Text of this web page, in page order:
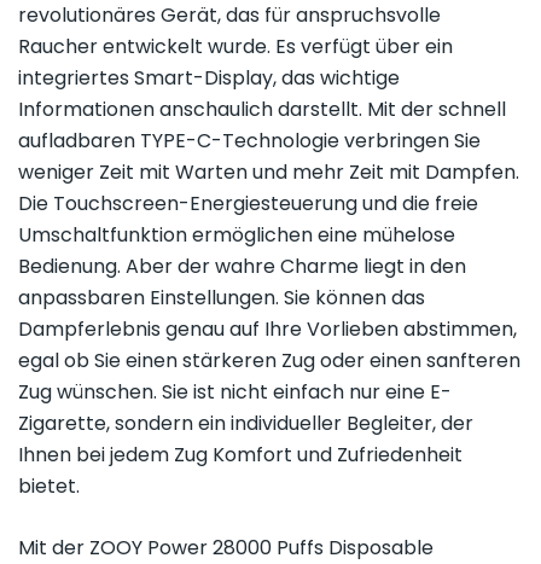
revolutionäres Gerät, das für anspruchsvolle
Raucher entwickelt wurde. Es verfügt über ein
integriertes Smart-Display, das wichtige
Informationen anschaulich darstellt. Mit der schnell
aufladbaren TYPE-C-Technologie verbringen Sie
weniger Zeit mit Warten und mehr Zeit mit Dampfen.
Die Touchscreen-Energiesteuerung und die freie
Umschaltfunktion ermöglichen eine mühelose
Bedienung. Aber der wahre Charme liegt in den
anpassbaren Einstellungen. Sie können das
Dampferlebnis genau auf Ihre Vorlieben abstimmen,
egal ob Sie einen stärkeren Zug oder einen sanfteren
Zug wünschen. Sie ist nicht einfach nur eine E-
Zigarette, sondern ein individueller Begleiter, der
Ihnen bei jedem Zug Komfort und Zufriedenheit
bietet.
Mit der ZOOY Power 28000 Puffs Disposable